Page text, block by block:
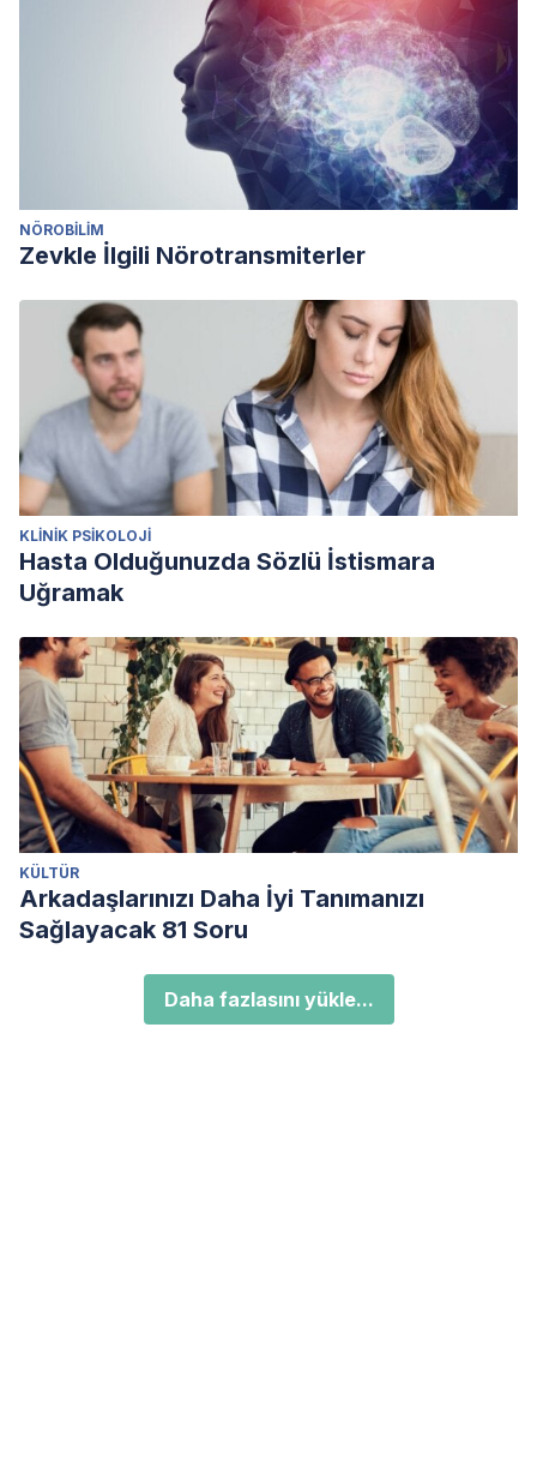
NÖROBILIM
Zevkle İlgili Nörotransmiterler
KLINIK PSIKOLOJI
Hasta Olduğunuzda Sözlü İstismara
Uğramak
KÜLTÜR
Arkadaşlarınızı Daha İyi Tanımanızı
Sağlayacak 81 Soru
Daha fazlasını yükle...